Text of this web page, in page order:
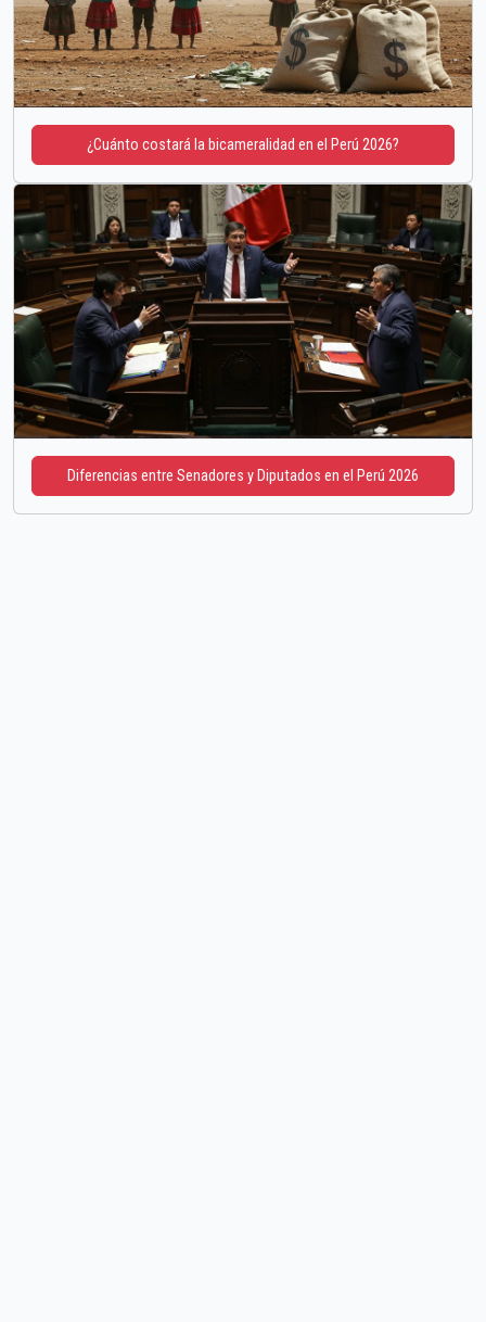
¿Cuánto costará la bicameralidad en el Perú 2026?
Diferencias entre Senadores y Diputados en el Perú 2026